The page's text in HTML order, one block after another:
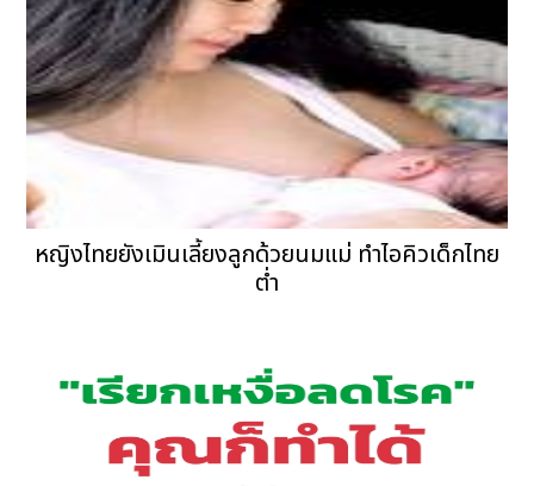
หญิงไทยยังเมินเลี้ยงลูกด้วยนมแม่ ทำไอคิวเด็กไทย
ต่ำ